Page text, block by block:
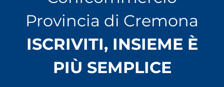
Provincia di Cremona
ISCRIVITI, INSIEME È
PIÙ SEMPLICE